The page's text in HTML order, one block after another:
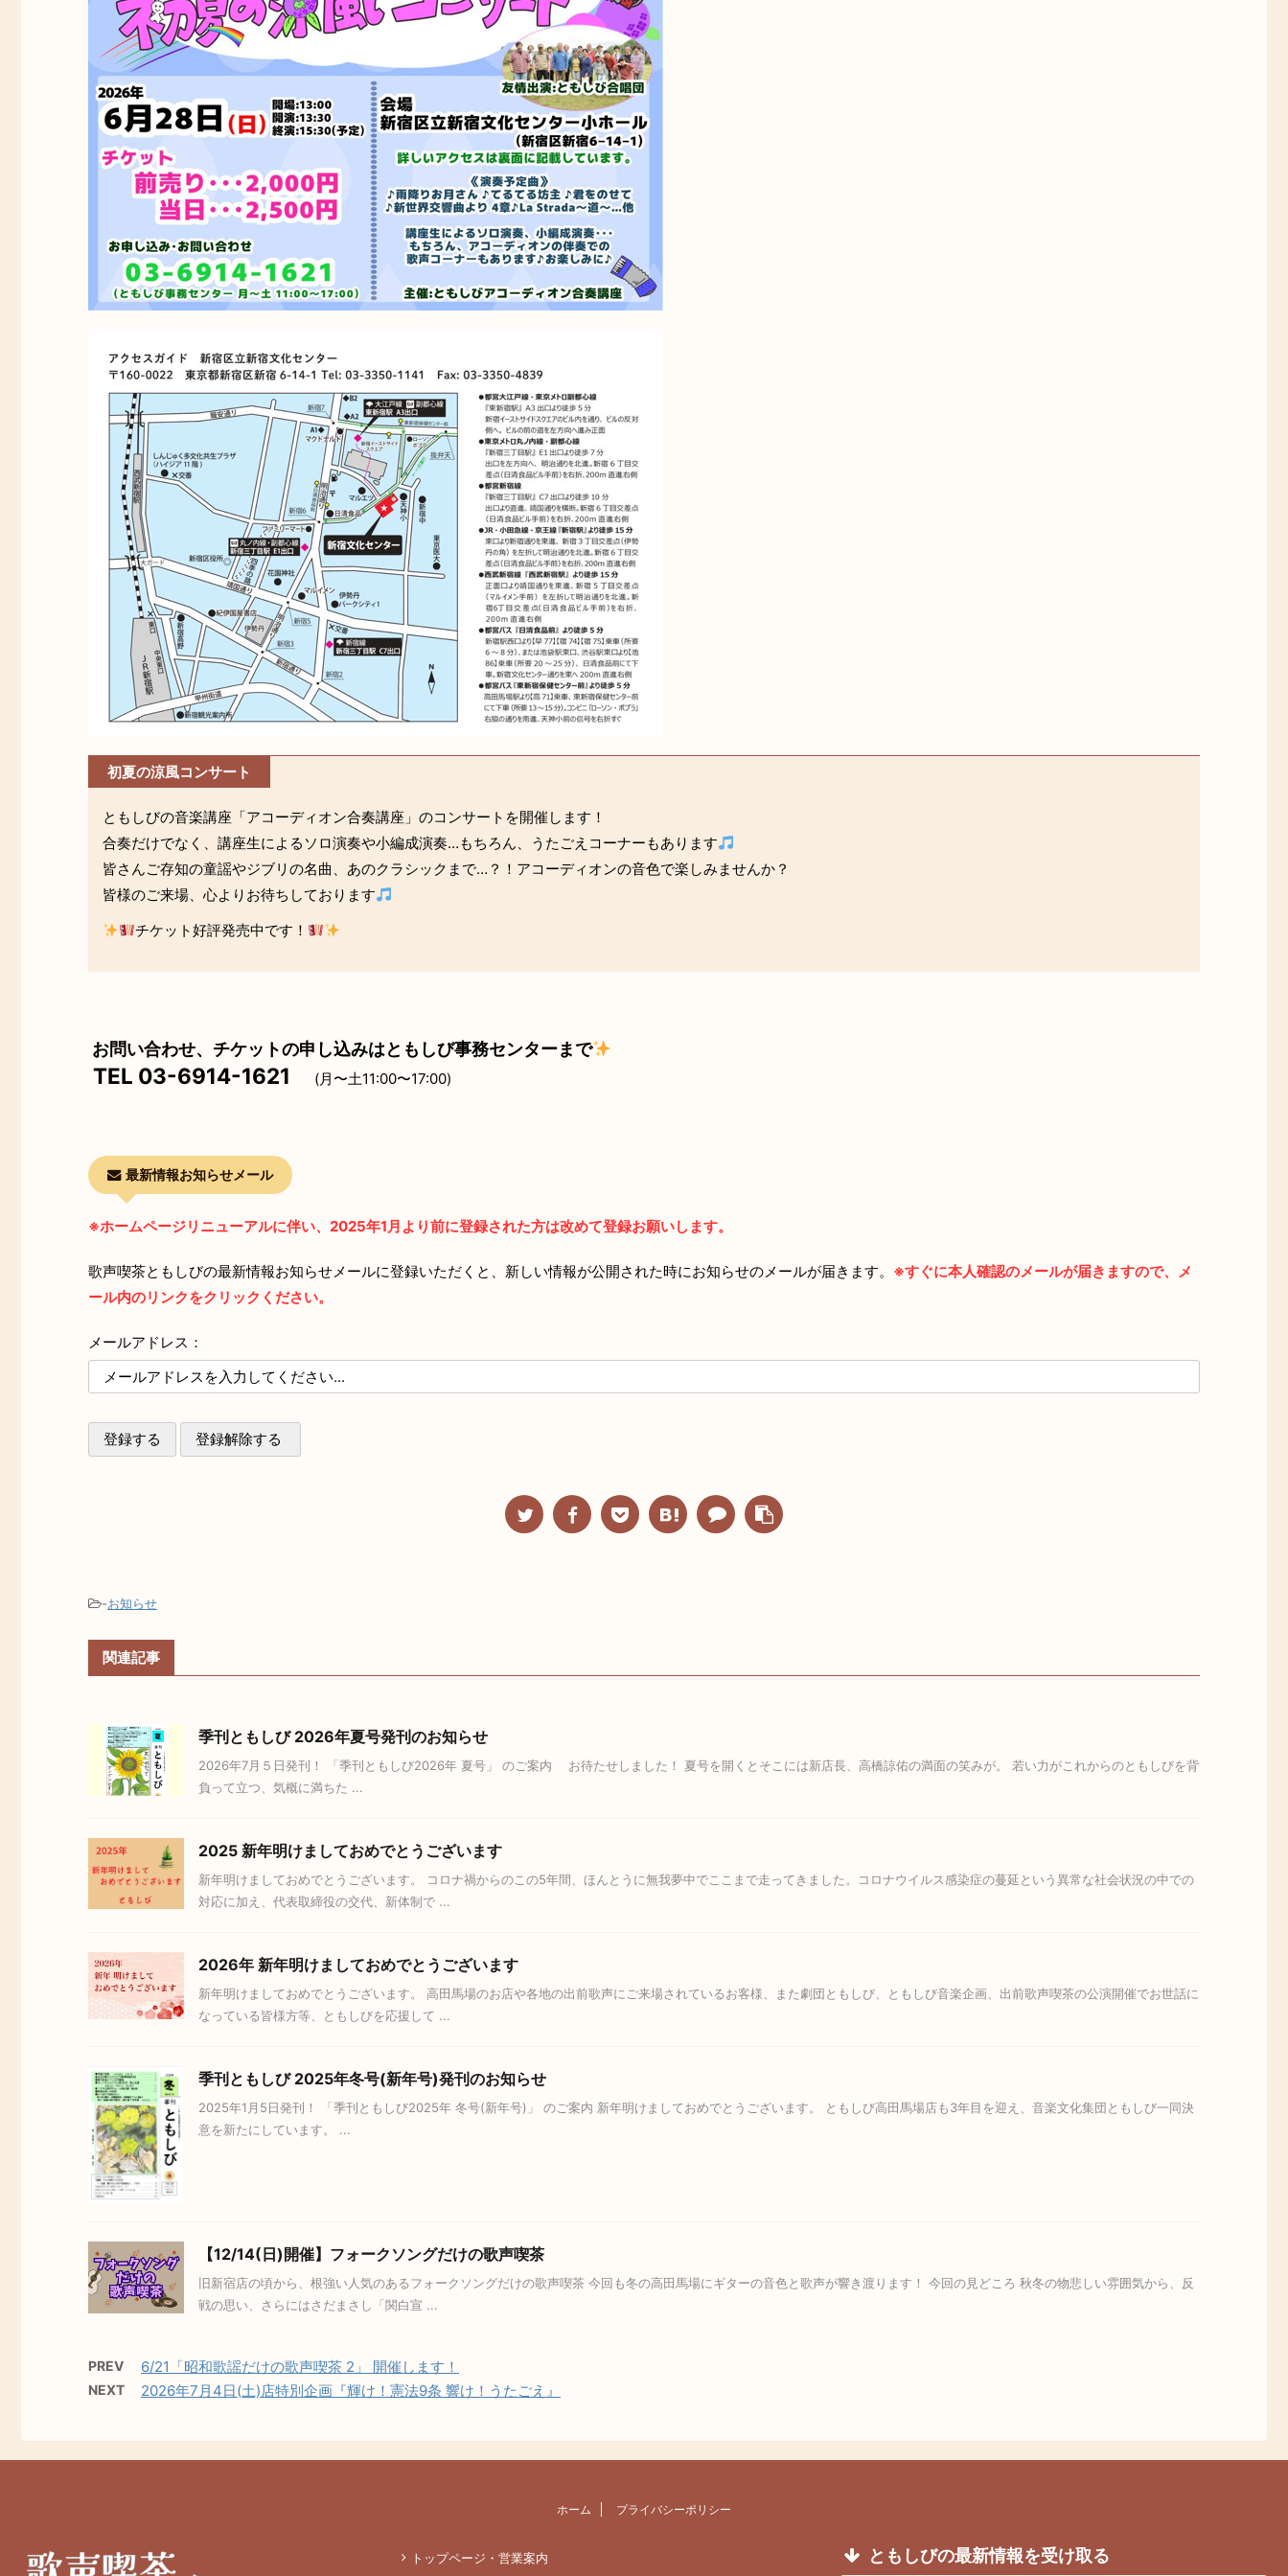
初夏の涼風コンサート
ともしびの音楽講座「アコーディオン合奏講座」のコンサートを開催します！
合奏だけでなく、講座生によるソロ演奏や小編成演奏…もちろん、うたごえコーナーもあります
皆さんご存知の童謡やジブリの名曲、あのクラシックまで…？！アコーディオンの音色で楽しみませんか？
皆様のご来場、心よりお待ちしております
チケット好評発売中です！
お問い合わせ、チケットの申し込みはともしび事務センターまで
TEL 03-6914-1621 (月〜土11:00〜17:00)
最新情報お知らせメール
※ホームページリニューアルに伴い、2025年1月より前に登録された方は改めて登録お願いします。
歌声喫茶ともしびの最新情報お知らせメールに登録いただくと、新しい情報が公開された時にお知らせのメールが届きます。 ※すぐに本人確認のメールが届きますので、メ
ール内のリンクをクリックください。
メールアドレス：
-お知らせ
関連記事
季刊ともしび 2026年夏号発刊のお知らせ
2026年7月５日発刊！ 「季刊ともしび2026年 夏号」 のご案内 お待たせしました！ 夏号を開くとそこには新店長、高橋諒佑の満面の笑みが。 若い力がこれからのともしびを背
負って立つ、気概に満ちた ...
2025 新年明けましておめでとうございます
新年明けましておめでとうございます。 コロナ禍からのこの5年間、ほんとうに無我夢中でここまで走ってきました。コロナウイルス感染症の蔓延という異常な社会状況の中での
対応に加え、代表取締役の交代、新体制で ...
2026年 新年明けましておめでとうございます
新年明けましておめでとうございます。 高田馬場のお店や各地の出前歌声にご来場されているお客様、また劇団ともしび、ともしび音楽企画、出前歌声喫茶の公演開催でお世話に
なっている皆様方等、ともしびを応援して ...
季刊ともしび 2025年冬号(新年号)発刊のお知らせ
2025年1月5日発刊！ 「季刊ともしび2025年 冬号(新年号)」 のご案内 新年明けましておめでとうございます。 ともしび高田馬場店も3年目を迎え、音楽文化集団ともしび一同決
意を新たにしています。 ...
【12/14(日)開催】フォークソングだけの歌声喫茶
旧新宿店の頃から、根強い人気のあるフォークソングだけの歌声喫茶 今回も冬の高田馬場にギターの音色と歌声が響き渡ります！ 今回の見どころ 秋冬の物悲しい雰囲気から、反
戦の思い、さらにはさだまさし「関白宣 ...
PREV 6/21「昭和歌謡だけの歌声喫茶 2」 開催します！
NEXT 2026年7月4日(土)店特別企画『輝け！憲法9条 響け！うたごえ』
ホーム プライバシーポリシー
トップページ・営業案内 ともしびの最新情報を受け取る